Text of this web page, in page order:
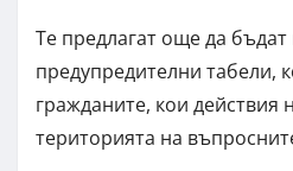
Те предлагат още да бъдат
предупредителни табели,
гражданите, кои действия
територията на